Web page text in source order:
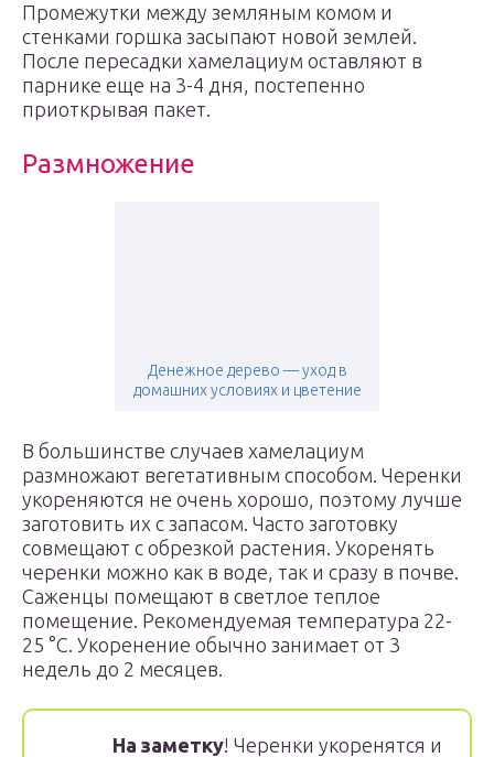
Промежутки между земляным комом и
стенками горшка засыпают новой землей.
После пересадки хамелациум оставляют в
парнике еще на 3-4 дня, постепенно
приоткрывая пакет.
Размножение
Денежное дерево — уход в
домашних условиях и цветение
В большинстве случаев хамелациум
размножают вегетативным способом. Черенки
укореняются не очень хорошо, поэтому лучше
заготовить их с запасом. Часто заготовку
совмещают с обрезкой растения. Укоренять
черенки можно как в воде, так и сразу в почве.
Саженцы помещают в светлое теплое
помещение. Рекомендуемая температура 22-
25 °C. Укоренение обычно занимает от 3
недель до 2 месяцев.
На заметку! Черенки укоренятся и